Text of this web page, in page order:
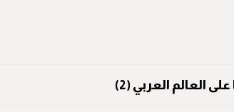
العالم العربي (2)